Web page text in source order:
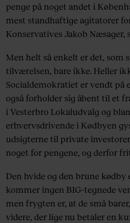
penge på noget andet i
mest standhaftige agitatorer
Konservatives Jakob Næsager,
Men helt så enkelt er det, som
tilværelsen, bare ikke. Heller
Socialdemokratiet er vendt på
også forholder sig åbent til et
i Vesterbro Lokaludvalg og
erhvervsdrivende i Kødbyen
udsigterne til private
noget for pengene, og derfor
Den hvide og den brune kødby
kommer ingen BIG-tegnede
men frygten er, at de små
videre, der lige nu betaler en